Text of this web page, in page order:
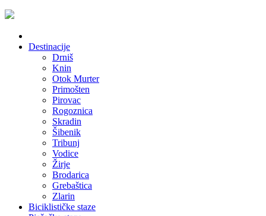
Destinacije
Drniš
Knin
Otok Murter
Primošten
Pirovac
Rogoznica
Skradin
Šibenik
Tribunj
Vodice
Žirje
Brodarica
Grebaštica
Zlarin
Biciklističke staze